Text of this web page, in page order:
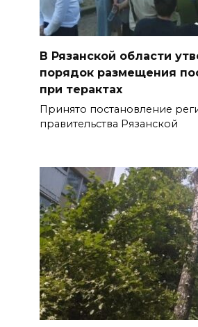
В Рязанской области
порядок размещения
при терактах
Принято постановление
правительства Рязанской